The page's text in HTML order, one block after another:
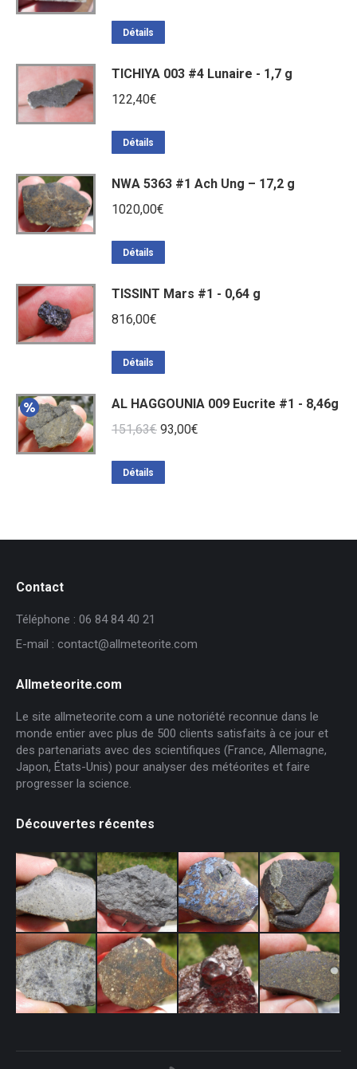
188,40€. 160,80€.
Détails
TICHIYA 003 #4 Lunaire - 1,7 g
122,40€
Détails
NWA 5363 #1 Ach Ung – 17,2 g
1020,00€
Détails
TISSINT Mars #1 - 0,64 g
816,00€
Détails
AL HAGGOUNIA 009 Eucrite #1 - 8,46g
151,63€ Le
93,00€
Détails
Contact
Téléphone : 06 84 84 40 21
E-mail : contact@allmeteorite.com
Allmeteorite.com
Le site allmeteorite.com a une notoriété reconnue dans le
monde entier avec plus de 500 clients satisfaits à ce jour et
des partenariats avec des scientifiques (France, Allemagne,
Japon, États-Unis) pour analyser des météorites et faire
progresser la science.
Découvertes récentes